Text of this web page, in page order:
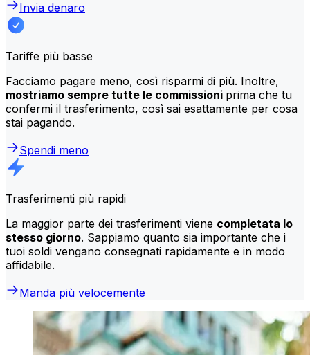
Invia denaro
Tariffe più basse
Facciamo pagare meno, così risparmi di più. Inoltre,
mostriamo sempre tutte le commissioni prima che tu
confermi il trasferimento, così sai esattamente per cosa
stai pagando.
Spendi meno
Trasferimenti più rapidi
La maggior parte dei trasferimenti viene completata lo
stesso giorno. Sappiamo quanto sia importante che i
tuoi soldi vengano consegnati rapidamente e in modo
affidabile.
Manda più velocemente